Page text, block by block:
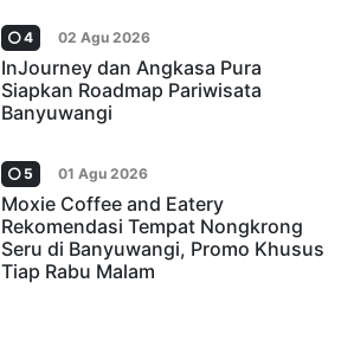
4 02 Agu 2026
InJourney dan Angkasa Pura
Siapkan Roadmap Pariwisata
Banyuwangi
5 01 Agu 2026
Moxie Coffee and Eatery
Rekomendasi Tempat Nongkrong
Seru di Banyuwangi, Promo Khusus
Tiap Rabu Malam